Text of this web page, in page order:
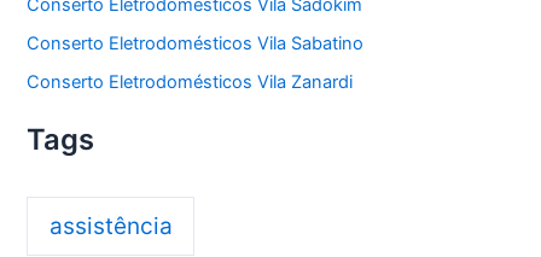
Conserto Eletrodomésticos Vila Sadokim
Conserto Eletrodomésticos Vila Sabatino
Conserto Eletrodomésticos Vila Zanardi
Tags
assistência